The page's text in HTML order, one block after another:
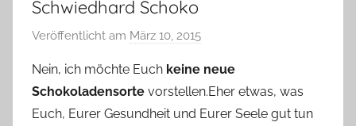
Rezensionen,
Produkttests
vieles
mehr
Schwiedhard Schoko
Veröffentlicht am März 10, 2015
n
Y
v
Nein, ich möchte Euch keine neue
Schokoladensorte vorstellen.Eher etwas, was
Euch, Eurer Gesundheit und Eurer Seele gut tun